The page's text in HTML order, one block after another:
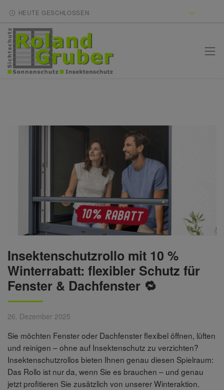
HEUTE GESCHLOSSEN
Insektenschutzrollo mit 10 %
Winterrabatt: flexibler Schutz für
Fenster & Dachfenster 🔁
26. Dezember 2025
Sie möchten Fenster oder Dachfenster flexibel öffnen, lüften
und reinigen – ohne auf Insektenschutz zu verzichten?
Insektenschutzrollos bieten Ihnen genau diesen Spielraum:
Das Rollo ist nur da, wenn Sie es brauchen – und genau
jetzt profitieren Sie zusätzlich von unserer Winteraktion.